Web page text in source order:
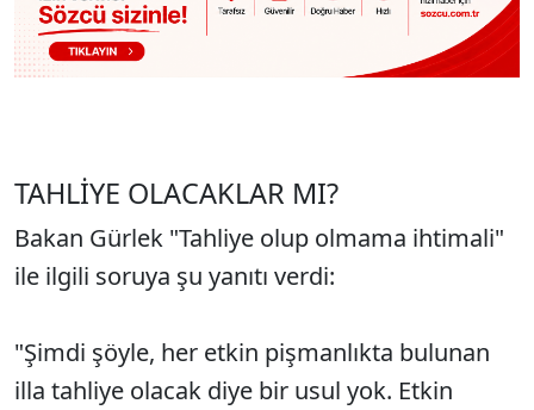
TAHLİYE OLACAKLAR MI?
Bakan Gürlek "Tahliye olup olmama ihtimali"
ile ilgili soruya şu yanıtı verdi:
"Şimdi şöyle, her etkin pişmanlıkta bulunan
illa tahliye olacak diye bir usul yok. Etkin